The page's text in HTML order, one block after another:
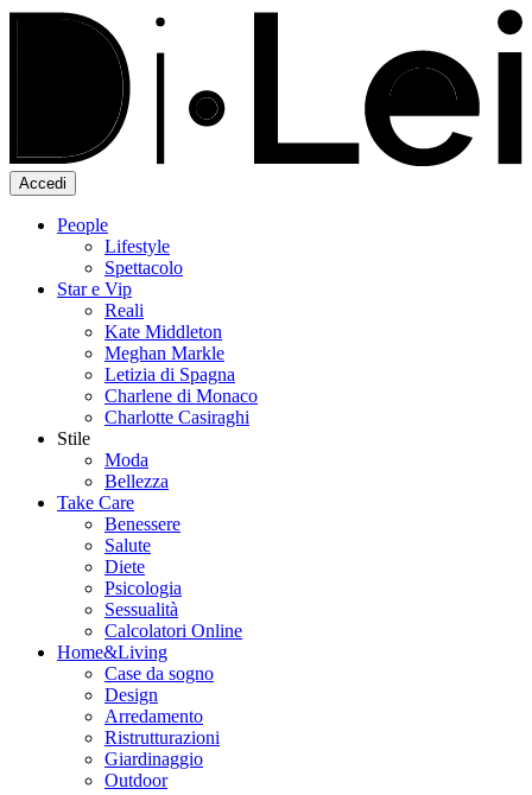
Accedi
People
Lifestyle
Spettacolo
Star e Vip
Reali
Kate Middleton
Meghan Markle
Letizia di Spagna
Charlene di Monaco
Charlotte Casiraghi
Stile
Moda
Bellezza
Take Care
Benessere
Salute
Diete
Psicologia
Sessualità
Calcolatori Online
Home&Living
Case da sogno
Design
Arredamento
Ristrutturazioni
Giardinaggio
Outdoor